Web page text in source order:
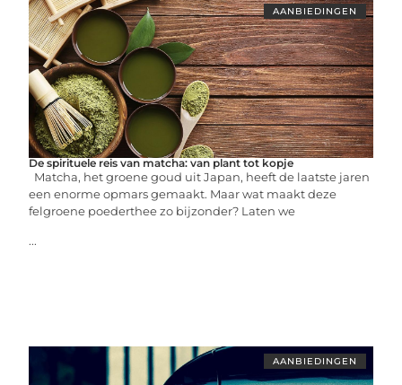
AANBIEDINGEN
De spirituele reis van matcha: van plant tot kopje
Matcha, het groene goud uit Japan, heeft de laatste jaren
een enorme opmars gemaakt. Maar wat maakt deze
felgroene poederthee zo bijzonder? Laten we
...
AANBIEDINGEN